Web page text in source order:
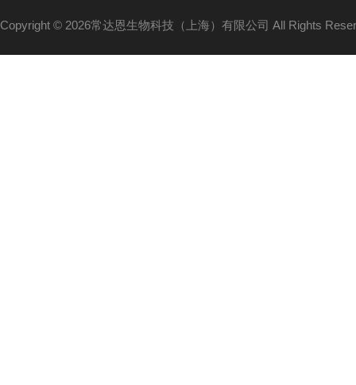
Copyright © 2026常达恩生物科技（上海）有限公司 All Rights